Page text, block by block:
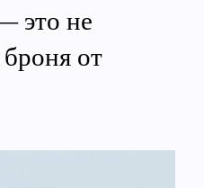
это не
от